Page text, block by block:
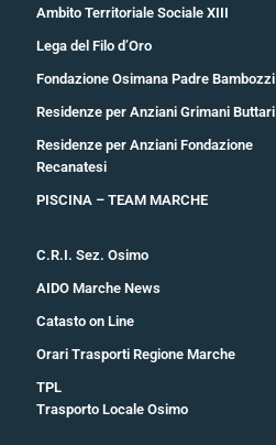
Ambito Territoriale Sociale XIII
Lega del Filo d’Oro
Fondazione Osimana Padre Bambozzi
Residenze per Anziani Grimani Buttari
Residenze per Anziani Fondazione
Recanatesi
PISCINA – TEAM MARCHE
C.R.I. Sez. Osimo
AIDO Marche News
Catasto on Line
Orari Trasporti Regione Marche
TPL
Trasporto Locale Osimo